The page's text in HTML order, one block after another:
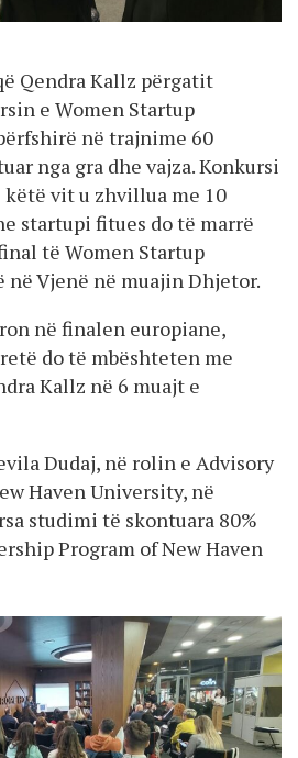
Qendra Kallz përgatit
e Women Startup
në trajnime 60
nga gra dhe vajza. Konkursi
vit u zhvillua me 10
startupi fitues do të marrë
të Women Startup
Vjenë në muajin Dhjetor.
në finalen europiane,
do të mbështeten me
Kallz në 6 muajt e
Dudaj, në rolin e Advisory
Haven University, në
studimi të skontuara 80%
Program of New Haven